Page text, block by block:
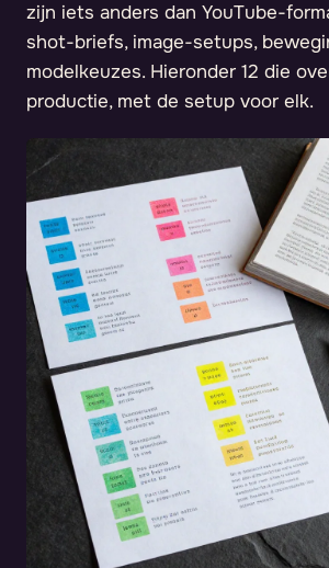
zijn iets anders dan YouTube-
shot-briefs, image-setups,
modelkeuzes. Hieronder 12 die
productie, met de setup voor elk.